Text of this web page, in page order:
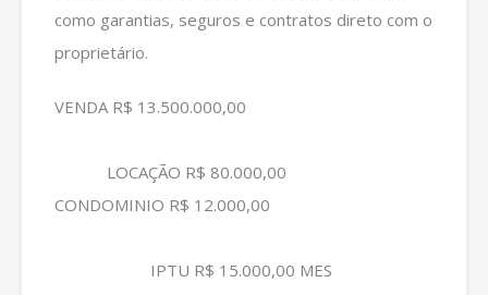
como garantias, seguros e contratos direto com o
proprietário.
VENDA R$ 13.500.000,00
LOCAÇÃO R$ 80.000,00
CONDOMINIO R$ 12.000,00
IPTU R$ 15.000,00 MES